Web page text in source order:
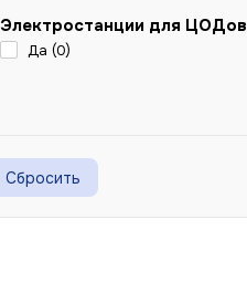
Электростанции для ЦОДов
Да (0)
Сбросить